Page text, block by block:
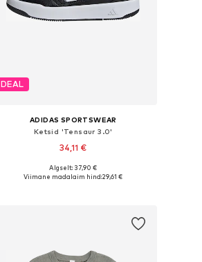
DEAL
ADIDAS SPORTSWEAR
Ketsid 'Tensaur 3.0'
34,11 €
+ 12
Saadaval erinevates suurustes
Algselt: 37,90 €
Viimane madalaim hind:29,61 €